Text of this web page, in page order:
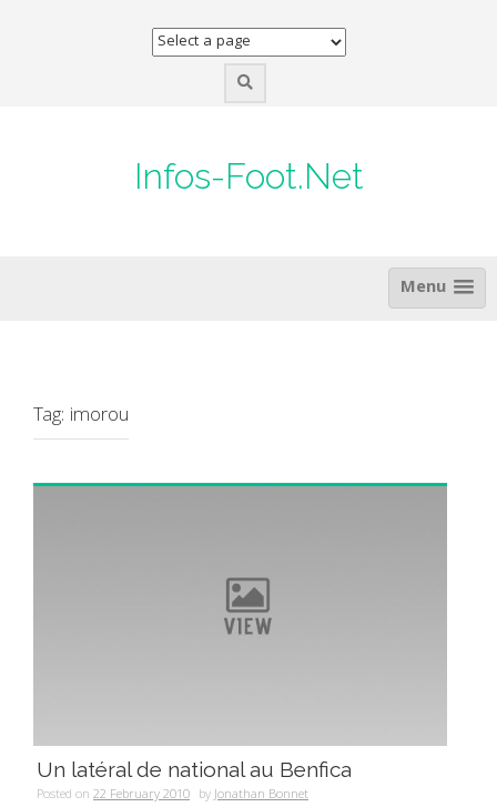
Infos-Foot.Net
Menu
Tag: imorou
Un latéral de national au Benfica
Posted on 22 February 2010 byJonathan Bonnet